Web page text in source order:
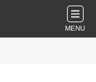
MENU